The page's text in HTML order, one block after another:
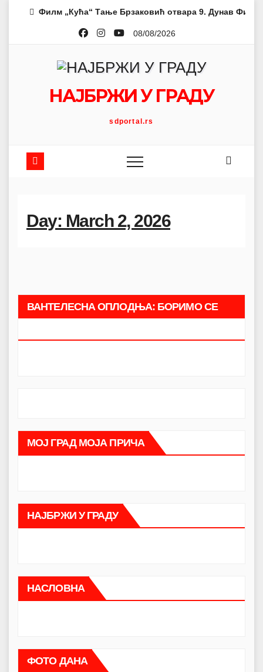
Филм „Кућа“ Тање Брзаковић отвара 9. Дунав Филм
08/08/2026
НАЈБРЖИ У ГРАДУ
sdportal.rs
Day: March 2, 2026
ВАНТЕЛЕСНА ОПЛОДЊА: БОРИМО СЕ
МОЈ ГРАД МОЈА ПРИЧА
НАЈБРЖИ У ГРАДУ
НАСЛОВНА
ФОТО ДАНА